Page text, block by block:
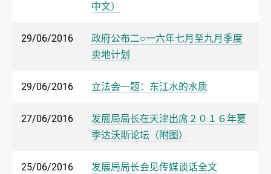
中文）
29/06/2016
政府公布二○一六年七月至九月季度
卖地计划
29/06/2016 立法会一题：东江水的水质
27/06/2016
发展局局长在天津出席２０１６年夏
季达沃斯论坛（附图）
25/06/2016 发展局局长会见传媒谈话全文